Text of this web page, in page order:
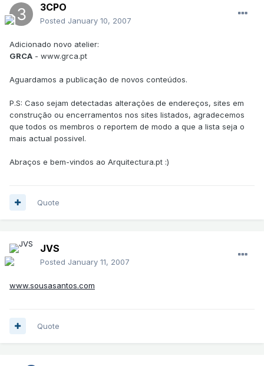
3CPO
Posted January 10, 2007
Adicionado novo atelier:
GRCA - www.grca.pt
Aguardamos a publicação de novos conteúdos.
P.S: Caso sejam detectadas alterações de endereços, sites em
construção ou encerramentos nos sites listados, agradecemos
que todos os membros o reportem de modo a que a lista seja o
mais actual possivel.
Abraços e bem-vindos ao Arquitectura.pt :)
Quote
JVS
Posted January 11, 2007
www.sousasantos.com
Quote